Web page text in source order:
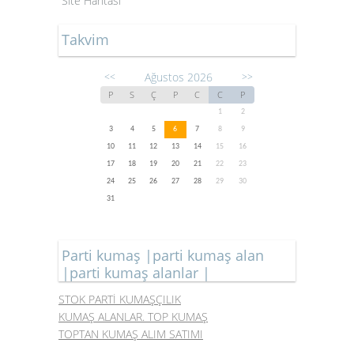
Takvim
<< Ağustos 2026 >>
P S Ç P C C P
1
2
3
4 5 6 7 8
9
10
11 12 13 14 15
16
17
18 19 20 21 22
23
24
25 26 27 28 29
30
31
Parti kumaş |parti kumaş alan
|parti kumaş alanlar |
STOK PARTİ KUMAŞÇILIK
KUMAŞ ALANLAR. TOP KUMAŞ
TOPTAN KUMAŞ ALIM SATIMI